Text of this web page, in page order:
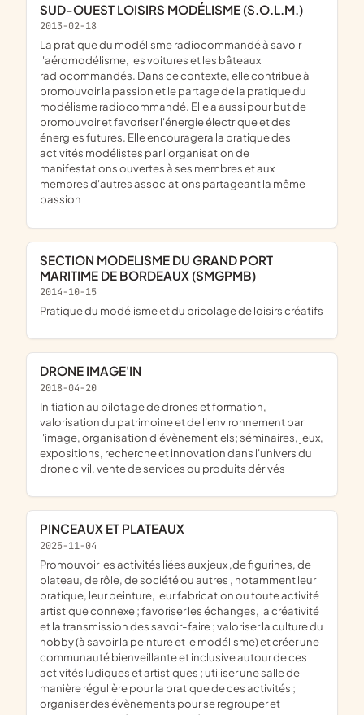
SUD-OUEST LOISIRS MODÉLISME (S.O.L.M.)
2013-02-18
la pratique du modélisme radiocommandé à savoir
l'aéromodélisme, les voitures et les bâteaux
radiocommandés. Dans ce contexte, elle contribue à
promouvoir la passion et le partage de la pratique du
modélisme radiocommandé. Elle a aussi pour but de
promouvoir et favoriser l'énergie électrique et des
énergies futures. Elle encouragera la pratique des
activités modélistes par l'organisation de
manifestations ouvertes à ses membres et aux
membres d'autres associations partageant la même
passion
SECTION MODELISME DU GRAND PORT
MARITIME DE BORDEAUX (SMGPMB)
2014-10-15
pratique du modélisme et du bricolage de loisirs créatifs
DRONE IMAGE'IN
2018-04-20
initiation au pilotage de drones et formation,
valorisation du patrimoine et de l'environnement par
l'image, organisation d'évènementiels; séminaires, jeux,
expositions, recherche et innovation dans l'univers du
drone civil, vente de services ou produits dérivés
PINCEAUX ET PLATEAUX
2025-11-04
promouvoir les activités liées aux jeux ,de figurines, de
plateau, de rôle, de société ou autres , notamment leur
pratique, leur peinture, leur fabrication ou toute activité
artistique connexe ; favoriser les échanges, la créativité
et la transmission des savoir-faire ; valoriser la culture du
hobby (à savoir la peinture et le modélisme) et créer une
communauté bienveillante et inclusive autour de ces
activités ludiques et artistiques ; utiliser une salle de
manière régulière pour la pratique de ces activités ;
organiser des évènements pour se regrouper et